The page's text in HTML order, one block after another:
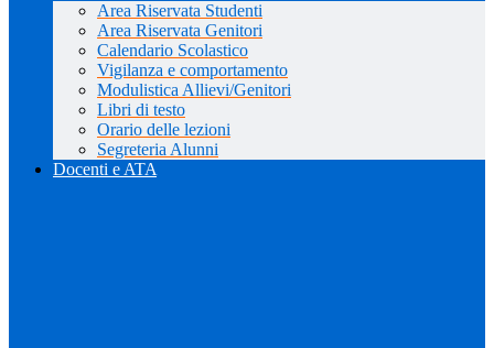
Area Riservata Studenti
Area Riservata Genitori
Calendario Scolastico
Vigilanza e comportamento
Modulistica Allievi/Genitori
Libri di testo
Orario delle lezioni
Segreteria Alunni
Docenti e ATA